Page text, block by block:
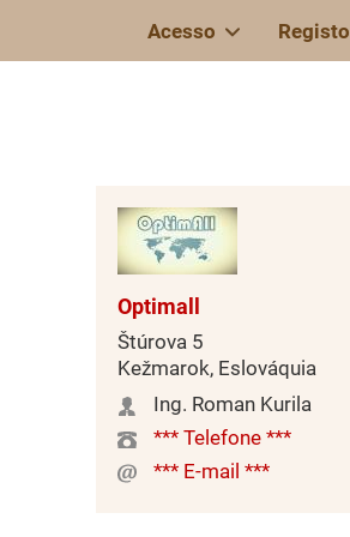
Acesso Registo
Optimall
Štúrova 5
Kežmarok, Eslováquia
Ing. Roman Kurila
*** Telefone ***
*** E-mail ***